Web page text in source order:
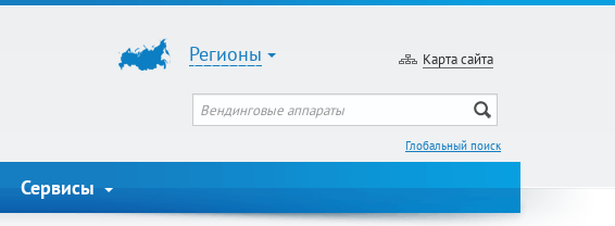
Регионы Карта сайта
Глобальный поиск
Сервисы